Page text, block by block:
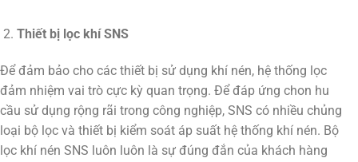
Thiết bị lọc khí SNS
Để đảm bảo cho các thiết bị sử dụng khí nén, hệ thống lọc
đảm nhiệm vai trò cực kỳ quan trọng. Để đáp ứng chon hu
cầu sử dụng rộng rãi trong công nghiệp, SNS có nhiều chủng
loại bộ lọc và thiết bị kiểm soát áp suất hệ thống khí nén. Bộ
lọc khí nén SNS luôn luôn là sự đúng đắn của khách hàng